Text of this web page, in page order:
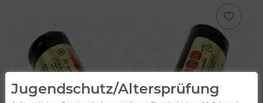
Jugendschutz/Altersprüfung